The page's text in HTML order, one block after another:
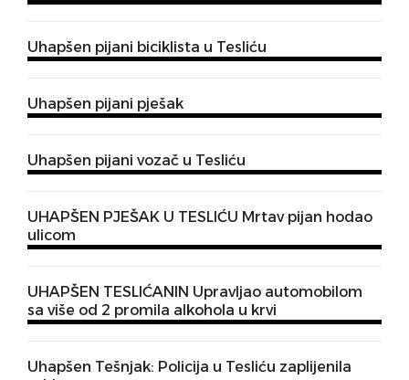
Uhapšen pijani biciklista u Tesliću
Uhapšen pijani pješak
Uhapšen pijani vozač u Tesliću
UHAPŠEN PJEŠAK U TESLIĆU Mrtav pijan hodao
ulicom
UHAPŠEN TESLIĆANIN Upravljao automobilom
sa više od 2 promila alkohola u krvi
Uhapšen Tešnjak: Policija u Tesliću zaplijenila